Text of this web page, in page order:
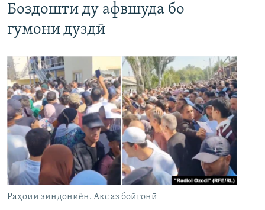
Боздошти ду афвшуда бо
гумони дуздӣ
Раҳоии зиндониён. Акс аз бойгонӣ